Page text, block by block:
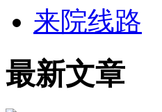
来院线路
最新文章